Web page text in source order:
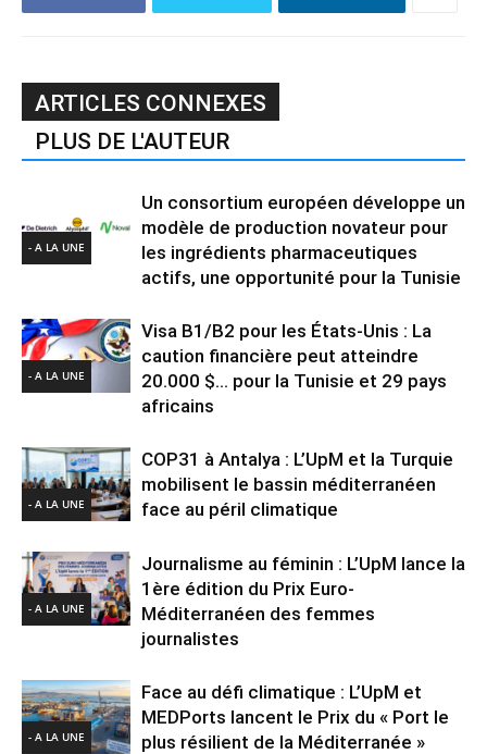
ARTICLES CONNEXES
PLUS DE L'AUTEUR
- A LA UNE
Un consortium européen développe un
modèle de production novateur pour
les ingrédients pharmaceutiques
actifs, une opportunité pour la Tunisie
- A LA UNE
Visa B1/B2 pour les États-Unis : La
caution financière peut atteindre
20.000 $… pour la Tunisie et 29 pays
africains
- A LA UNE
COP31 à Antalya : L’UpM et la Turquie
mobilisent le bassin méditerranéen
face au péril climatique
- A LA UNE
Journalisme au féminin : L’UpM lance la
1ère édition du Prix Euro-
Méditerranéen des femmes
journalistes
- A LA UNE
Face au défi climatique : L’UpM et
MEDPorts lancent le Prix du « Port le
plus résilient de la Méditerranée »